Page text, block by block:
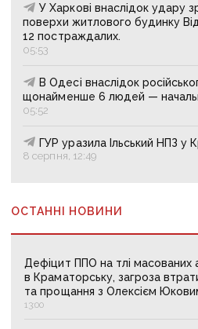
У Харкові внаслідок удару
поверхи житлового будинку
12 постраждалих.
05:53
В Одесі внаслідок
щонайменше 6 людей —
05:52
ГУР уразила Ільський НПЗ у
8 серпня, 12:49
ОСТАННІ НОВИНИ
Дефіцит ППО на тлі масованих
в Краматорську, загроза
та прощання з Олексієм
13:00